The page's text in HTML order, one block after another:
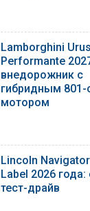
Lamborghini
Performante
внедорожник с
гибридным
мотором
Lincoln
Label 2026 года:
тест-драйв